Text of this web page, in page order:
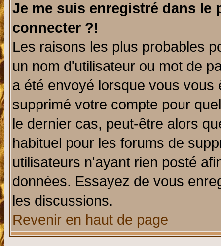
Je me suis enregistré dans le
connecter ?!
Les raisons les plus probables
un nom d'utilisateur ou mot de
a été envoyé lorsque vous
supprimé votre compte pour
le dernier cas, peut-être alors
habituel pour les forums de
utilisateurs n'ayant rien posté
données. Essayez de vous
les discussions.
Revenir en haut de page